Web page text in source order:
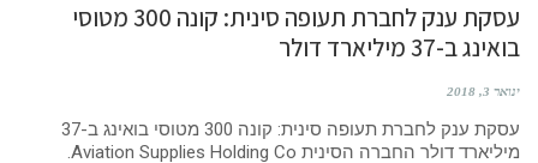
עסקת ענק לחברת תעופה סינית: קונה 300 מטוסי
בואינג ב-37 מיליארד דולר
ינואר 3, 2018
עסקת ענק לחברת תעופה סינית: קונה 300 מטוסי בואינג ב-37
מיליארד דולר החברה הסינית Aviation Supplies Holding Co.